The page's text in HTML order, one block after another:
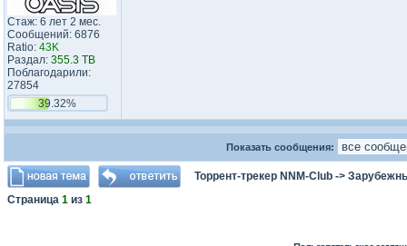
Стаж: 6 лет 2 мес.
Сообщений: 6876
Ratio: 43K
Раздал: 355.3 TB
Поблагодарили:
27854
39.32%
Показать сообщения:
Торрент-трекер NNM-Club ->
Страница 1 из 1